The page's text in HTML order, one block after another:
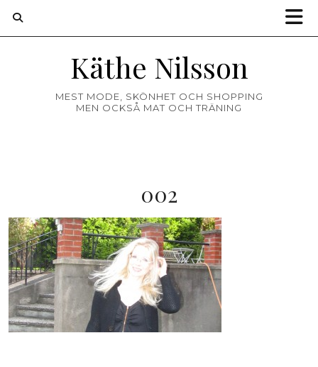
Käthe Nilsson
MEST MODE, SKÖNHET OCH SHOPPING
MEN OCKSÅ MAT OCH TRÄNING
002